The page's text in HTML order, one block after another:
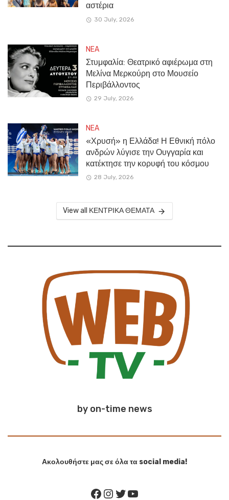
αστέρια
30 July, 2026
NEA
Στυμφαλία: Θεατρικό αφιέρωμα στη
Μελίνα Μερκούρη στο Μουσείο
Περιβάλλοντος
29 July, 2026
NEA
«Χρυσή» η Ελλάδα! Η Εθνική πόλο
ανδρών λύγισε την Ουγγαρία και
κατέκτησε την κορυφή του κόσμου
28 July, 2026
View all ΚΕΝΤΡΙΚΑ ΘΕΜΑΤΑ
by on-time news
Ακολουθήστε μας σε όλα τα social media!